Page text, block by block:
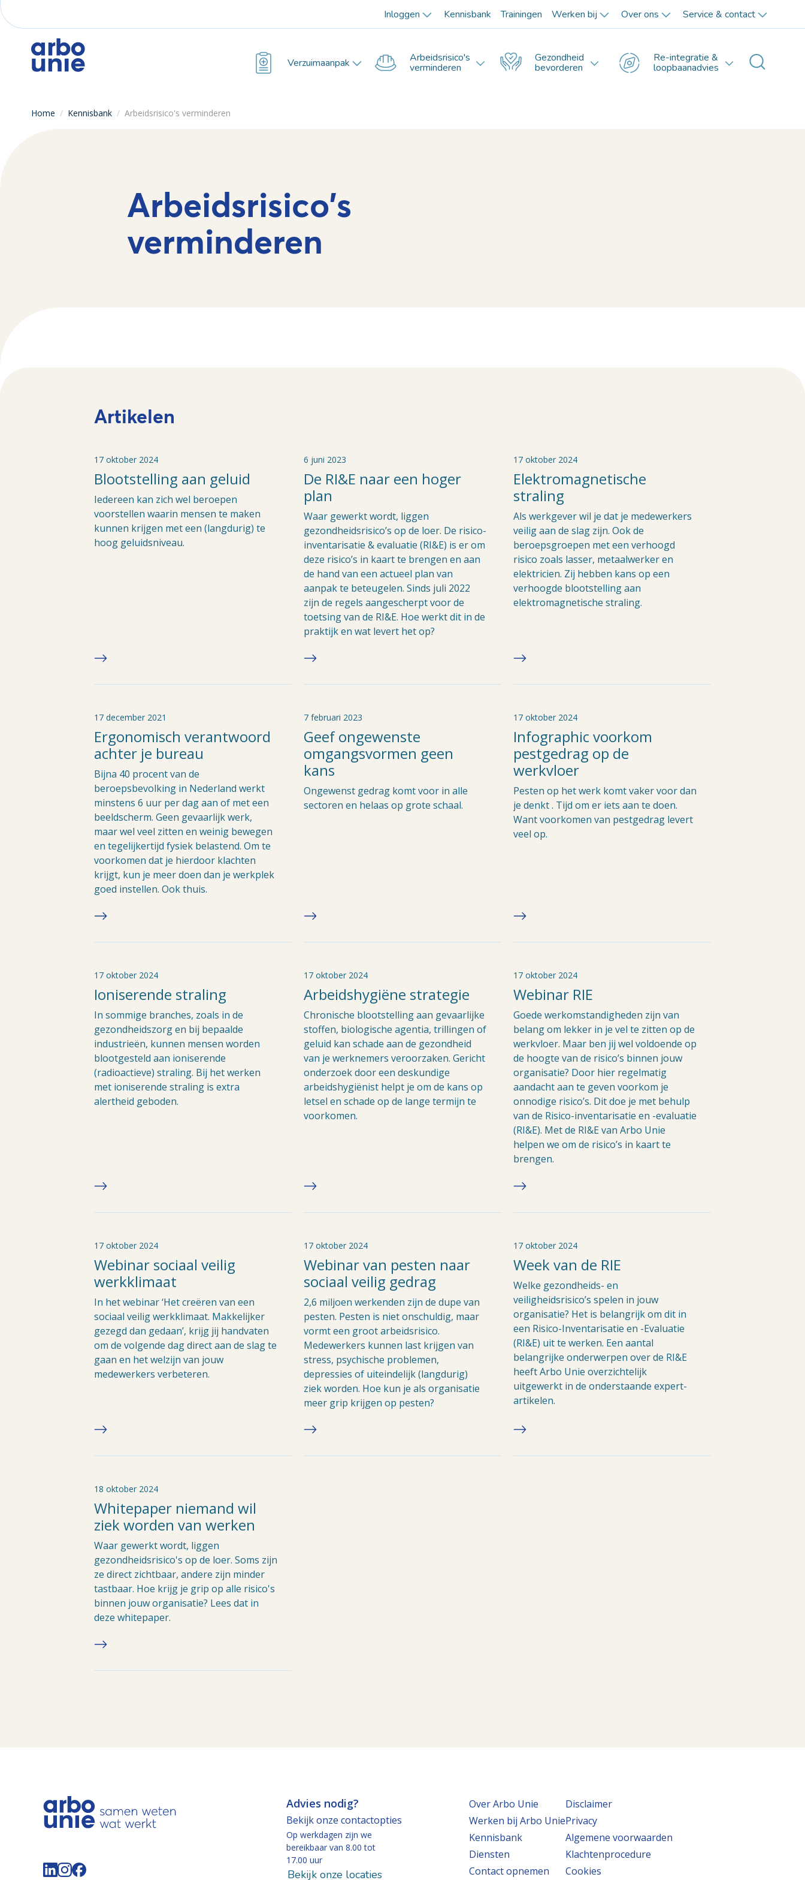
Inloggen Kennisbank Trainingen Werken bij Over ons Service & contact
Verzuimaanpak Arbeidsrisico's
verminderen
Gezondheid
bevorderen
Re-integratie &
loopbaanadvies
Home / Kennisbank / Arbeidsrisico's verminderen
Arbeidsrisico's
verminderen
Artikelen
17 oktober 2024
Blootstelling aan geluid
Iedereen kan zich wel beroepen
voorstellen waarin mensen te maken
kunnen krijgen met een (langdurig) te
hoog geluidsniveau.
6 juni 2023
De RI&E naar een hoger
plan
Waar gewerkt wordt, liggen
gezondheidsrisico’s op de loer. De risico-
inventarisatie & evaluatie (RI&E) is er om
deze risico’s in kaart te brengen en aan
de hand van een actueel plan van
aanpak te beteugelen. Sinds juli 2022
zijn de regels aangescherpt voor de
toetsing van de RI&E. Hoe werkt dit in de
praktijk en wat levert het op?
17 oktober 2024
Elektromagnetische
straling
Als werkgever wil je dat je medewerkers
veilig aan de slag zijn. Ook de
beroepsgroepen met een verhoogd
risico zoals lasser, metaalwerker en
elektricien. Zij hebben kans op een
verhoogde blootstelling aan
elektromagnetische straling.
17 december 2021
Ergonomisch verantwoord
achter je bureau
Bijna 40 procent van de
beroepsbevolking in Nederland werkt
minstens 6 uur per dag aan of met een
beeldscherm. Geen gevaarlijk werk,
maar wel veel zitten en weinig bewegen
en tegelijkertijd fysiek belastend. Om te
voorkomen dat je hierdoor klachten
krijgt, kun je meer doen dan je werkplek
goed instellen. Ook thuis.
7 februari 2023
Geef ongewenste
omgangsvormen geen
kans
Ongewenst gedrag komt voor in alle
sectoren en helaas op grote schaal.
17 oktober 2024
Infographic voorkom
pestgedrag op de
werkvloer
Pesten op het werk komt vaker voor dan
je denkt . Tijd om er iets aan te doen.
Want voorkomen van pestgedrag levert
veel op.
17 oktober 2024
Ioniserende straling
In sommige branches, zoals in de
gezondheidszorg en bij bepaalde
industrieën, kunnen mensen worden
blootgesteld aan ioniserende
(radioactieve) straling. Bij het werken
met ioniserende straling is extra
alertheid geboden.
17 oktober 2024
Arbeidshygiëne strategie
Chronische blootstelling aan gevaarlijke
stoffen, biologische agentia, trillingen of
geluid kan schade aan de gezondheid
van je werknemers veroorzaken. Gericht
onderzoek door een deskundige
arbeidshygiënist helpt je om de kans op
letsel en schade op de lange termijn te
voorkomen.
17 oktober 2024
Webinar RIE
Goede werkomstandigheden zijn van
belang om lekker in je vel te zitten op de
werkvloer. Maar ben jij wel voldoende op
de hoogte van de risico’s binnen jouw
organisatie? Door hier regelmatig
aandacht aan te geven voorkom je
onnodige risico’s. Dit doe je met behulp
van de Risico-inventarisatie en -evaluatie
(RI&E). Met de RI&E van Arbo Unie
helpen we om de risico’s in kaart te
brengen.
17 oktober 2024
Webinar sociaal veilig
werkklimaat
In het webinar ‘Het creëren van een
sociaal veilig werkklimaat. Makkelijker
gezegd dan gedaan’, krijg jij handvaten
om de volgende dag direct aan de slag te
gaan en het welzijn van jouw
medewerkers verbeteren.
17 oktober 2024
Webinar van pesten naar
sociaal veilig gedrag
2,6 miljoen werkenden zijn de dupe van
pesten. Pesten is niet onschuldig, maar
vormt een groot arbeidsrisico.
Medewerkers kunnen last krijgen van
stress, psychische problemen,
depressies of uiteindelijk (langdurig)
ziek worden. Hoe kun je als organisatie
meer grip krijgen op pesten?
17 oktober 2024
Week van de RIE
Welke gezondheids- en
veiligheidsrisico’s spelen in jouw
organisatie? Het is belangrijk om dit in
een Risico-Inventarisatie en -Evaluatie
(RI&E) uit te werken. Een aantal
belangrijke onderwerpen over de RI&E
heeft Arbo Unie overzichtelijk
uitgewerkt in de onderstaande expert-
artikelen.
18 oktober 2024
Whitepaper niemand wil
ziek worden van werken
Waar gewerkt wordt, liggen
gezondheidsrisico's op de loer. Soms zijn
ze direct zichtbaar, andere zijn minder
tastbaar. Hoe krijg je grip op alle risico's
binnen jouw organisatie? Lees dat in
deze whitepaper.
Volg de Arbo Unie op LinkedIn
Volg de Arbo Unie op Instagram
Advies nodig?
Bekijk onze contactopties
Op werkdagen zijn we
bereikbaar van 8.00 tot
17.00 uur
Bekijk onze locaties
Over Arbo Unie
Werken bij Arbo Unie
Kennisbank
Diensten
Contact opnemen
Disclaimer
Privacy
Algemene voorwaarden
Klachtenprocedure
Cookies